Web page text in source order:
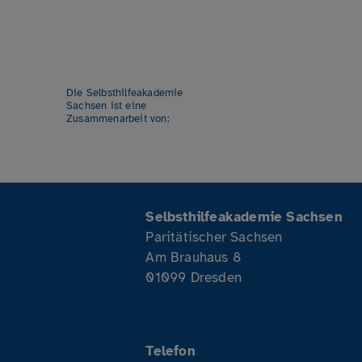
Die Selbsthilfeakademie
Sachsen ist eine
Zusammenarbeit von:
Selbsthilfeakademie Sachsen
Paritätischer Sachsen
Am Brauhaus 8
01099 Dresden
Telefon